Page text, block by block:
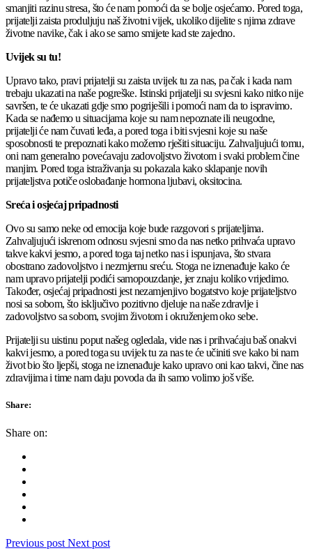
smanjiti razinu stresa, što će nam pomoći da se bolje osjećamo. Pored toga,
prijatelji zaista produljuju naš životni vijek, ukoliko dijelite s njima zdrave
životne navike, čak i ako se samo smijete kad ste zajedno.
Uvijek su tu!
Upravo tako, pravi prijatelji su zaista uvijek tu za nas, pa čak i kada nam
trebaju ukazati na naše pogreške. Istinski prijatelji su svjesni kako nitko nije
savršen, te će ukazati gdje smo pogriješili i pomoći nam da to ispravimo.
Kada se nađemo u situacijama koje su nam nepoznate ili neugodne,
prijatelji će nam čuvati leđa, a pored toga i biti svjesni koje su naše
sposobnosti te prepoznati kako možemo rješiti situaciju. Zahvaljujući tomu,
oni nam generalno povećavaju zadovoljstvo životom i svaki problem čine
manjim. Pored toga istraživanja su pokazala kako sklapanje novih
prijateljstva potiče oslobađanje hormona ljubavi, oksitocina.
Sreća i osjećaj pripadnosti
Ovo su samo neke od emocija koje bude razgovori s prijateljima.
Zahvaljujući iskrenom odnosu svjesni smo da nas netko prihvaća upravo
takve kakvi jesmo, a pored toga taj netko nas i ispunjava, što stvara
obostrano zadovoljstvo i nezmjernu sreću. Stoga ne iznenađuje kako će
nam upravo prijatelji podići samopouzdanje, jer znaju koliko vrijedimo.
Također, osjećaj pripadnosti jest nezamjenjivo bogatstvo koje prijateljstvo
nosi sa sobom, što isključivo pozitivno djeluje na naše zdravlje i
zadovoljstvo sa sobom, svojim životom i okruženjem oko sebe.
Prijatelji su uistinu poput našeg ogledala, vide nas i prihvaćaju baš onakvi
kakvi jesmo, a pored toga su uvijek tu za nas te će učiniti sve kako bi nam
život bio što ljepši, stoga ne iznenađuje kako upravo oni kao takvi, čine nas
zdravijima i time nam daju povoda da ih samo volimo još više.
Share:
Share on:
Previous post Next post